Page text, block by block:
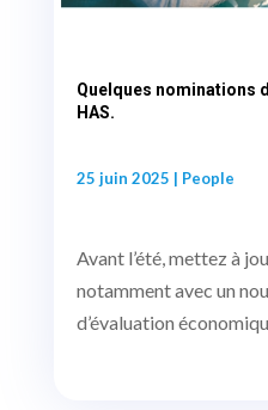
Quelques nominations
HAS.
25 juin 2025 | People
Avant l’été, mettez à
notamment avec un
d’évaluation